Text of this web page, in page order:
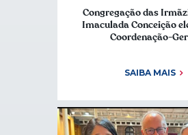
Congregação das
Imaculada Conceição
Coordenação-
SAIBA MAIS